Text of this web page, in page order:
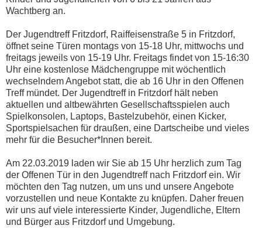
Wachtberg an.
Der Jugendtreff Fritzdorf, Raiffeisenstraße 5 in Fritzdorf,
öffnet seine Türen montags von 15-18 Uhr, mittwochs und
freitags jeweils von 15-19 Uhr. Freitags findet von 15-16:30
Uhr eine kostenlose Mädchengruppe mit wöchentlich
wechselndem Angebot statt, die ab 16 Uhr in den Offenen
Treff mündet. Der Jugendtreff in Fritzdorf hält neben
aktuellen und altbewährten Gesellschaftsspielen auch
Spielkonsolen, Laptops, Bastelzubehör, einen Kicker,
Sportspielsachen für draußen, eine Dartscheibe und vieles
mehr für die Besucher*Innen bereit.
Am 22.03.2019 laden wir Sie ab 15 Uhr herzlich zum Tag
der Offenen Tür in den Jugendtreff nach Fritzdorf ein. Wir
möchten den Tag nutzen, um uns und unsere Angebote
vorzustellen und neue Kontakte zu knüpfen. Daher freuen
wir uns auf viele interessierte Kinder, Jugendliche, Eltern
und Bürger aus Fritzdorf und Umgebung.